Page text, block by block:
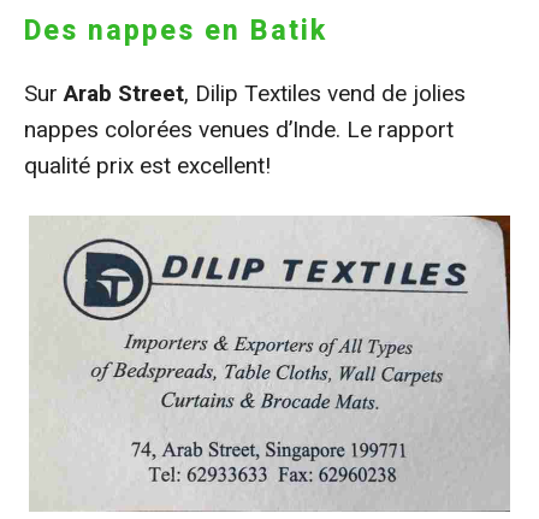
Des nappes en Batik
SurArab Street, Dilip Textiles vend de jolies
nappes colorées venues d’Inde. Le rapport
qualité prix est excellent!